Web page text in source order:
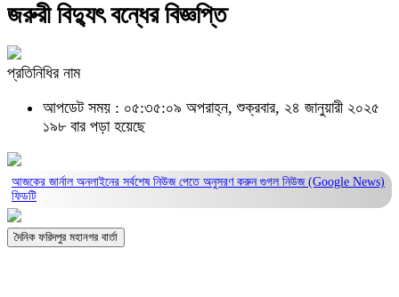
জরুরী বিদ্যুৎ বন্ধের বিজ্ঞপ্তি
প্রতিনিধির নাম
আপডেট সময় : ০৫:৩৫:০৯ অপরাহ্ন, শুক্রবার, ২৪ জানুয়ারী ২০২৫
১৯৮ বার পড়া হয়েছে
আজকের জার্নাল অনলাইনের সর্বশেষ নিউজ পেতে অনুসরণ করুন গুগল নিউজ (Google News)
ফিডটি
দৈনিক ফরিদপুর মহানগর বার্তা